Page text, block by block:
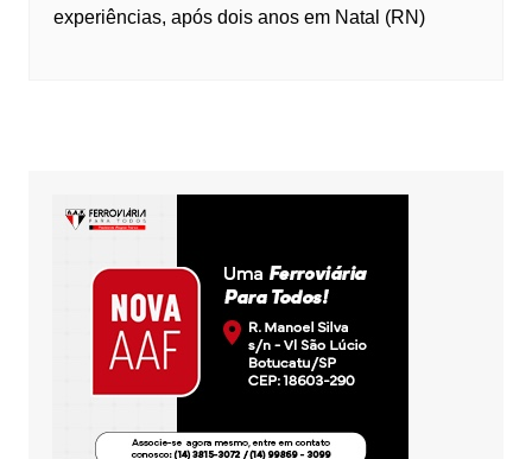
experiências, após dois anos em Natal (RN)